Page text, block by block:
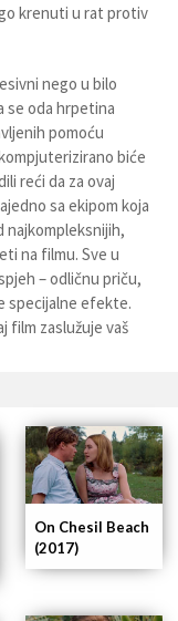
krenuti u rat protiv
nego u bilo
se oda hrpetina
pomoću
biće
reći da za ovaj
sa ekipom koja
najkompleksnijih,
na filmu. Sve u
– odličnu priču,
specijalne efekte.
film zaslužuje vaš
On Chesil Beach
(2017)